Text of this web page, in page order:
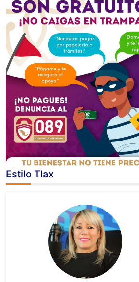
Estilo Tlax